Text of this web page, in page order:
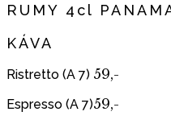
RUMY 4cl
KÁVA
Ristretto (A 7) 59,-
Espresso (A 7)59,-